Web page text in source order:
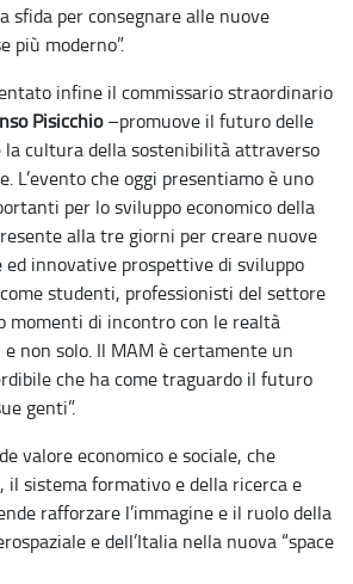
sfida per consegnare alle nuove
più moderno”.
infine il commissario straordinario
Pisicchio–promuove il futuro delle
la cultura della sostenibilità attraverso
L’evento che oggi presentiamo è uno
per lo sviluppo economico della
alla tre giorni per creare nuove
ed innovative prospettive di sviluppo
studenti, professionisti del settore
momenti di incontro con le realtà
non solo. Il MAM è certamente un
che ha come traguardo il futuro
genti”.
valore economico e sociale, che
il sistema formativo e della ricerca e
rafforzare l’immagine e il ruolo della
e dell’Italia nella nuova “space